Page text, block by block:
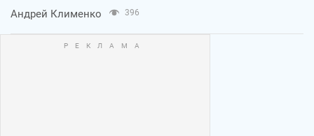
Андрей Клименко 396